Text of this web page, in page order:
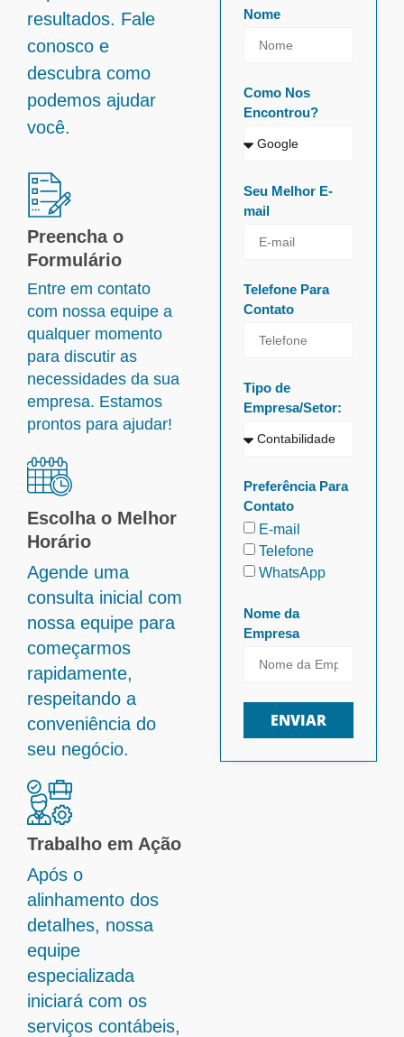
resultados. Fale
conosco e
descubra como
podemos ajudar
você.
Preencha o
Formulário
Entre em contato
com nossa equipe a
qualquer momento
para discutir as
necessidades da sua
empresa. Estamos
prontos para ajudar!
Escolha o Melhor
Horário
Agende uma
consulta inicial com
nossa equipe para
começarmos
rapidamente,
respeitando a
conveniência do
seu negócio.
Trabalho em Ação
Após o
alinhamento dos
detalhes, nossa
equipe
especializada
iniciará com os
serviços contábeis,
Nome
Como Nos
Encontrou?
Seu Melhor E-
mail
Telefone Para
Contato
Tipo de
Empresa/Setor:
Preferência Para
Contato
E-mail
Telefone
WhatsApp
Nome da
Empresa
ENVIAR